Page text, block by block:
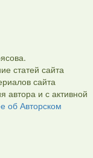
статей сайта
сайта
автора и с активной
об Авторском